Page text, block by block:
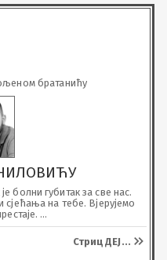
братанићу
болни губитак за све нас.
сјећања на тебе. Вјерујемо
од заборава.
Стриц ДЕЈ ...